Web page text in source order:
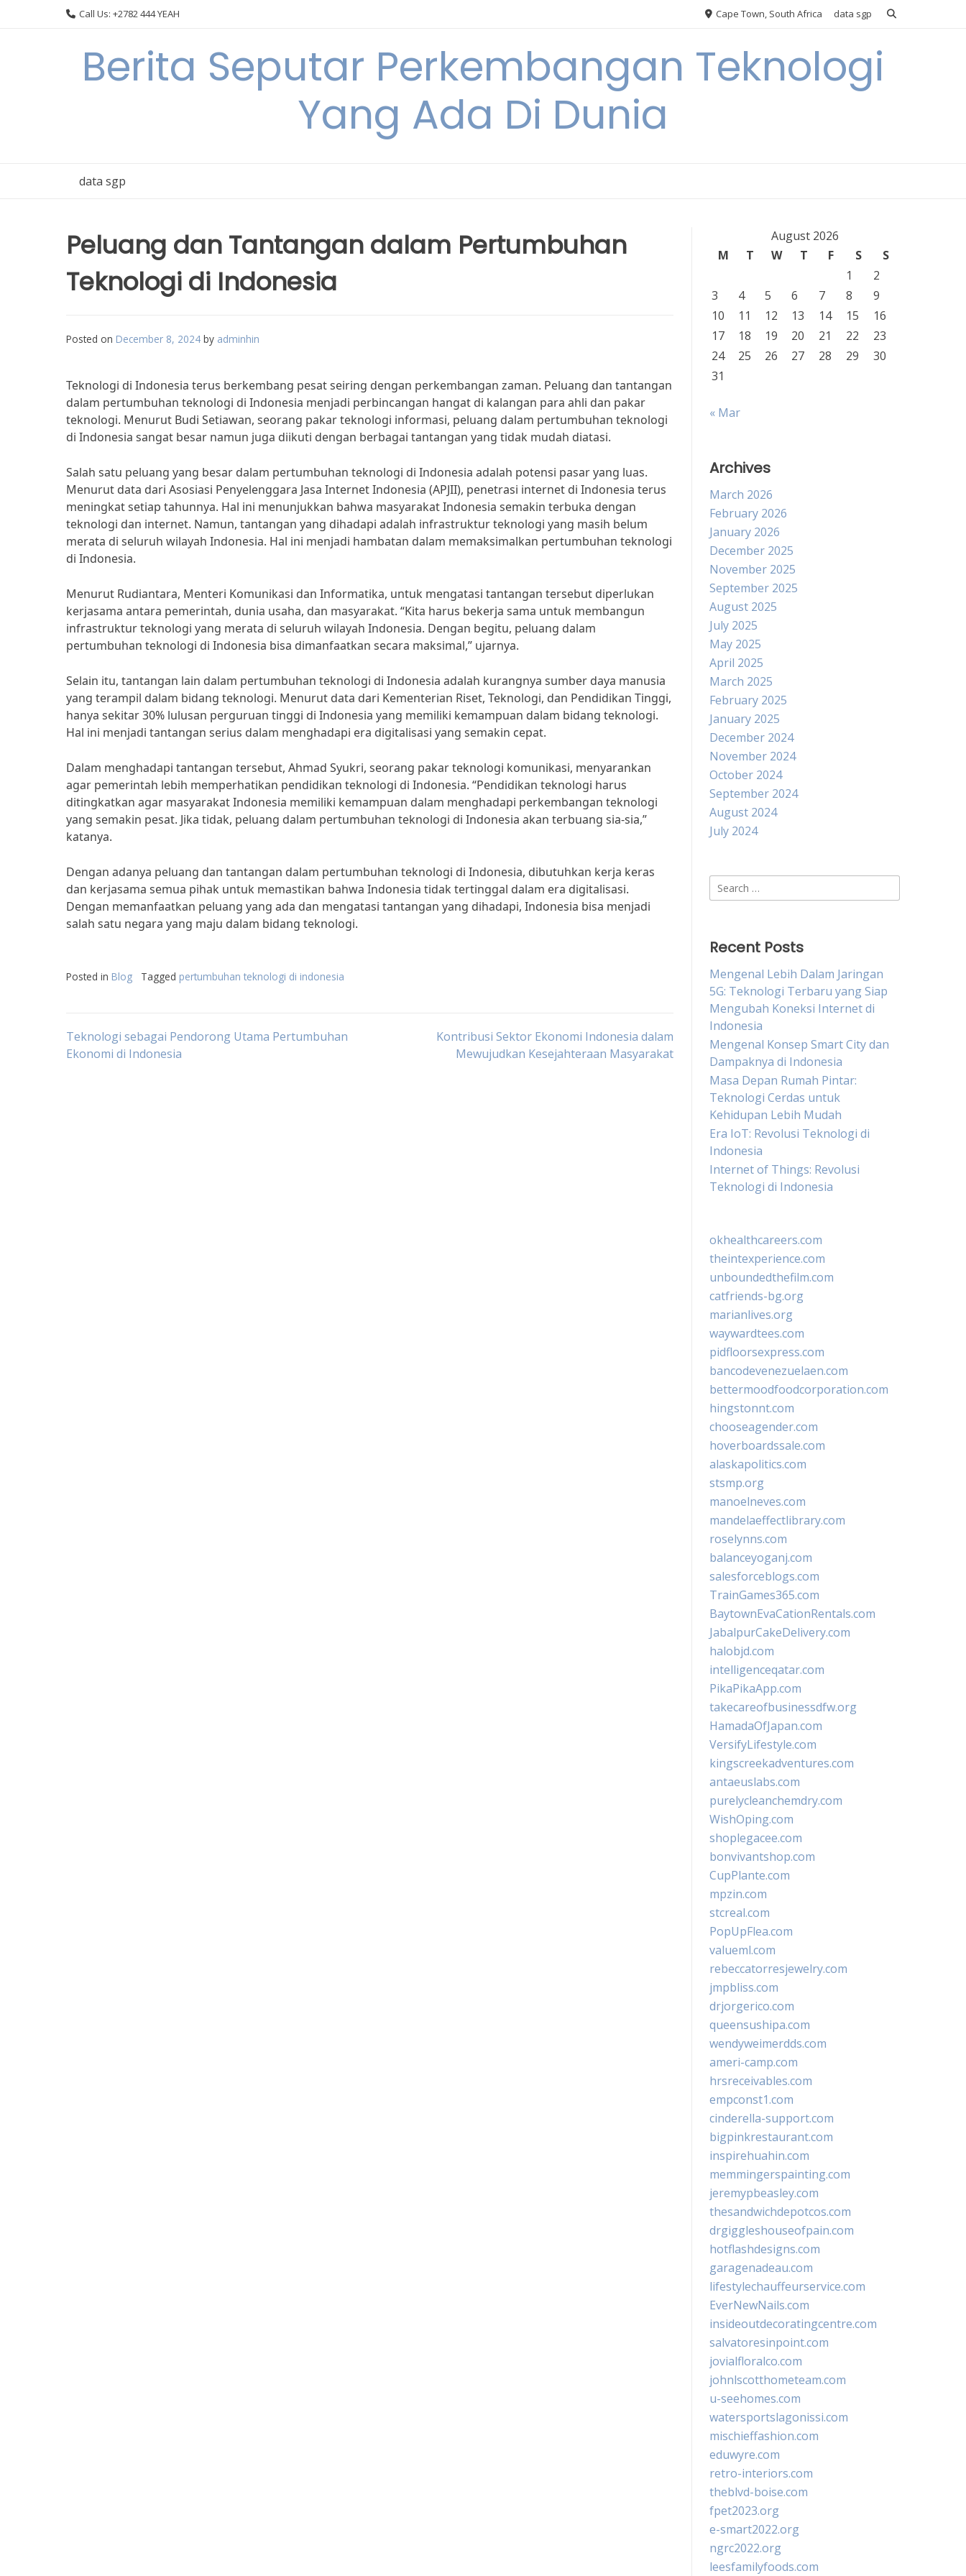
Call Us: +2782 444 YEAH Cape Town, South Africa data sgp
Berita Seputar Perkembangan Teknologi
Yang Ada Di Dunia
data sgp
Peluang dan Tantangan dalam Pertumbuhan
Teknologi di Indonesia
Posted on December 8, 2024 by adminhin
Teknologi di Indonesia terus berkembang pesat seiring dengan perkembangan zaman. Peluang dan tantangan
dalam pertumbuhan teknologi di Indonesia menjadi perbincangan hangat di kalangan para ahli dan pakar
teknologi. Menurut Budi Setiawan, seorang pakar teknologi informasi, peluang dalam pertumbuhan teknologi
di Indonesia sangat besar namun juga diikuti dengan berbagai tantangan yang tidak mudah diatasi.
Salah satu peluang yang besar dalam pertumbuhan teknologi di Indonesia adalah potensi pasar yang luas.
Menurut data dari Asosiasi Penyelenggara Jasa Internet Indonesia (APJII), penetrasi internet di Indonesia terus
meningkat setiap tahunnya. Hal ini menunjukkan bahwa masyarakat Indonesia semakin terbuka dengan
teknologi dan internet. Namun, tantangan yang dihadapi adalah infrastruktur teknologi yang masih belum
merata di seluruh wilayah Indonesia. Hal ini menjadi hambatan dalam memaksimalkan pertumbuhan teknologi
di Indonesia.
Menurut Rudiantara, Menteri Komunikasi dan Informatika, untuk mengatasi tantangan tersebut diperlukan
kerjasama antara pemerintah, dunia usaha, dan masyarakat. “Kita harus bekerja sama untuk membangun
infrastruktur teknologi yang merata di seluruh wilayah Indonesia. Dengan begitu, peluang dalam
pertumbuhan teknologi di Indonesia bisa dimanfaatkan secara maksimal,” ujarnya.
Selain itu, tantangan lain dalam pertumbuhan teknologi di Indonesia adalah kurangnya sumber daya manusia
yang terampil dalam bidang teknologi. Menurut data dari Kementerian Riset, Teknologi, dan Pendidikan Tinggi,
hanya sekitar 30% lulusan perguruan tinggi di Indonesia yang memiliki kemampuan dalam bidang teknologi.
Hal ini menjadi tantangan serius dalam menghadapi era digitalisasi yang semakin cepat.
Dalam menghadapi tantangan tersebut, Ahmad Syukri, seorang pakar teknologi komunikasi, menyarankan
agar pemerintah lebih memperhatikan pendidikan teknologi di Indonesia. “Pendidikan teknologi harus
ditingkatkan agar masyarakat Indonesia memiliki kemampuan dalam menghadapi perkembangan teknologi
yang semakin pesat. Jika tidak, peluang dalam pertumbuhan teknologi di Indonesia akan terbuang sia-sia,”
katanya.
Dengan adanya peluang dan tantangan dalam pertumbuhan teknologi di Indonesia, dibutuhkan kerja keras
dan kerjasama semua pihak untuk memastikan bahwa Indonesia tidak tertinggal dalam era digitalisasi.
Dengan memanfaatkan peluang yang ada dan mengatasi tantangan yang dihadapi, Indonesia bisa menjadi
salah satu negara yang maju dalam bidang teknologi.
Posted in Blog Tagged pertumbuhan teknologi di indonesia
Post
Teknologi sebagai Pendorong Utama Pertumbuhan
Ekonomi di Indonesia
Kontribusi Sektor Ekonomi Indonesia dalam
Mewujudkan Kesejahteraan Masyarakat
August 2026
M
T W T F S
S
1
2
3
4 5 6 7 8
9
10
11 12 13 14 15
16
17
18 19 20 21 22
23
24
25 26 27 28 29
30
31
« Mar
Archives
March 2026
February 2026
January 2026
December 2025
November 2025
September 2025
August 2025
July 2025
May 2025
April 2025
March 2025
February 2025
January 2025
December 2024
November 2024
October 2024
September 2024
August 2024
July 2024
Search
for:
Recent Posts
Mengenal Lebih Dalam Jaringan
5G: Teknologi Terbaru yang Siap
Mengubah Koneksi Internet di
Indonesia
Mengenal Konsep Smart City dan
Dampaknya di Indonesia
Masa Depan Rumah Pintar:
Teknologi Cerdas untuk
Kehidupan Lebih Mudah
Era IoT: Revolusi Teknologi di
Indonesia
Internet of Things: Revolusi
Teknologi di Indonesia
okhealthcareers.com
theintexperience.com
unboundedthefilm.com
catfriends-bg.org
marianlives.org
waywardtees.com
pidfloorsexpress.com
bancodevenezuelaen.com
bettermoodfoodcorporation.com
hingstonnt.com
chooseagender.com
hoverboardssale.com
alaskapolitics.com
stsmp.org
manoelneves.com
mandelaeffectlibrary.com
roselynns.com
balanceyoganj.com
salesforceblogs.com
TrainGames365.com
BaytownEvaCationRentals.com
JabalpurCakeDelivery.com
halobjd.com
intelligenceqatar.com
PikaPikaApp.com
takecareofbusinessdfw.org
HamadaOfJapan.com
VersifyLifestyle.com
kingscreekadventures.com
antaeuslabs.com
purelycleanchemdry.com
WishOping.com
shoplegacee.com
bonvivantshop.com
CupPlante.com
mpzin.com
stcreal.com
PopUpFlea.com
valueml.com
rebeccatorresjewelry.com
jmpbliss.com
drjorgerico.com
queensushipa.com
wendyweimerdds.com
ameri-camp.com
hrsreceivables.com
empconst1.com
cinderella-support.com
bigpinkrestaurant.com
inspirehuahin.com
memmingerspainting.com
jeremypbeasley.com
thesandwichdepotcos.com
drgiggleshouseofpain.com
hotflashdesigns.com
garagenadeau.com
lifestylechauffeurservice.com
EverNewNails.com
insideoutdecoratingcentre.com
salvatoresinpoint.com
jovialfloralco.com
johnlscotthometeam.com
u-seehomes.com
watersportslagonissi.com
mischieffashion.com
eduwyre.com
retro-interiors.com
theblvd-boise.com
fpet2023.org
e-smart2022.org
ngrc2022.org
leesfamilyfoods.com